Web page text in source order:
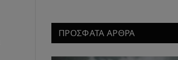
ΠΡΟΣΦΑΤΑ ΑΡΘΡΑ